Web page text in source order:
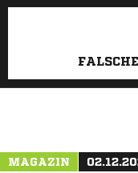
MAGAZIN